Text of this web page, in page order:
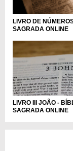
LIVRO DE
SAGRADA ONLINE
LIVRO III JOÃO -
SAGRADA ONLINE